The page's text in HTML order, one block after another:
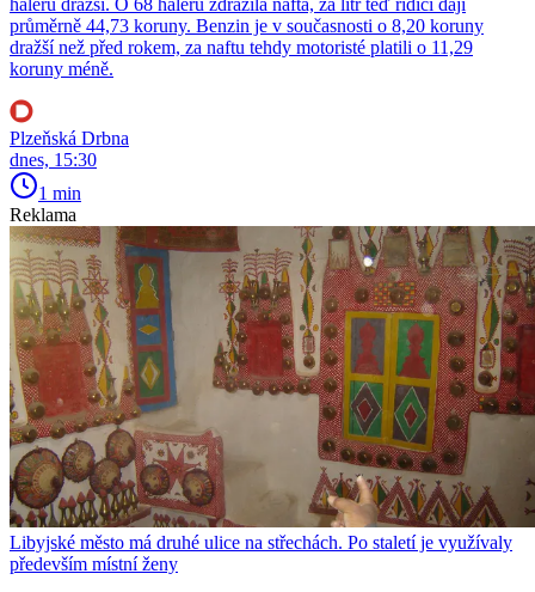
průměrně 44,73 koruny. Benzin je v současnosti o 8,20 koruny
dražší než před rokem, za naftu tehdy motoristé platili o 11,29
koruny méně.
Plzeňská Drbna
dnes, 15:30
1 min
Reklama
Libyjské město má druhé ulice na střechách. Po staletí je využívaly
především místní ženy